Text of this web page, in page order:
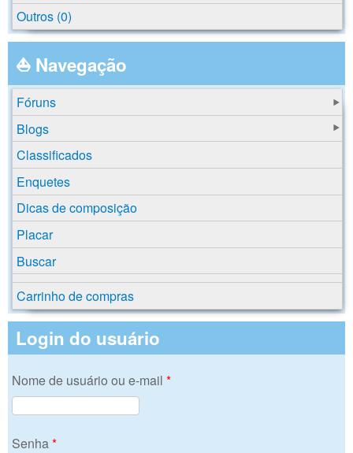
Outros (0)
⛵ Navegação
Fóruns
Blogs
Classificados
Enquetes
Dicas de composição
Placar
Buscar
Carrinho de compras
Login do usuário
Nome de usuário ou e-mail *
Senha *